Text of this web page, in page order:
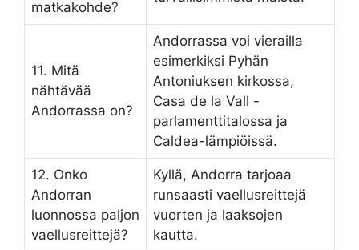
matkakohde?
11. Mitä
nähtävää
Andorrassa on?
Andorrassa voi vierailla
esimerkiksi Pyhän
Antoniuksen kirkossa,
Casa de la Vall -
parlamenttitalossa ja
Caldea-lämpiöissä.
12. Onko
Andorran
luonnossa paljon
vaellusreittejä?
Kyllä, Andorra tarjoaa
runsaasti vaellusreittejä
vuorten ja laaksojen
kautta.